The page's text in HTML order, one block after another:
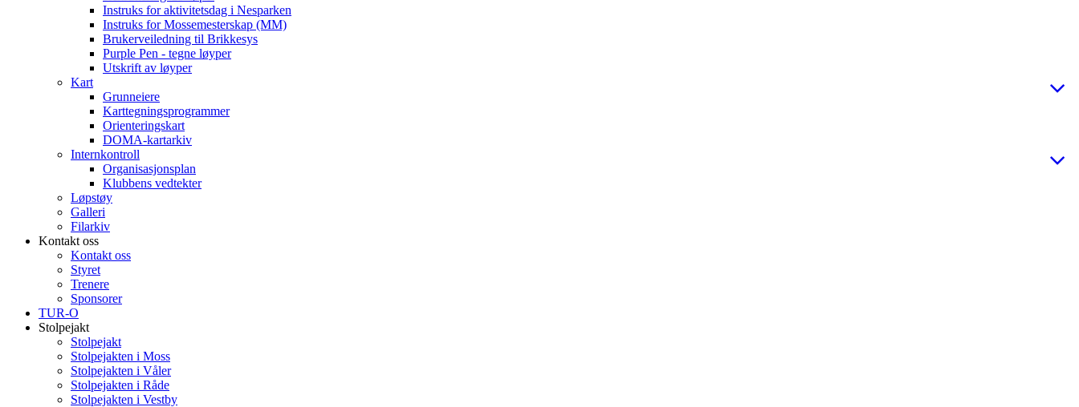
Instruks for aktivitetsdag i Nesparken
Instruks for Mossemesterskap (MM)
Brukerveiledning til Brikkesys
Purple Pen - tegne løyper
Utskrift av løyper
Kart
Grunneiere
Karttegningsprogrammer
Orienteringskart
DOMA-kartarkiv
Internkontroll
Organisasjonsplan
Klubbens vedtekter
Løpstøy
Galleri
Filarkiv
Kontakt oss
Kontakt oss
Styret
Trenere
Sponsorer
TUR-O
Stolpejakt
Stolpejakt
Stolpejakten i Moss
Stolpejakten i Våler
Stolpejakten i Råde
Stolpejakten i Vestby